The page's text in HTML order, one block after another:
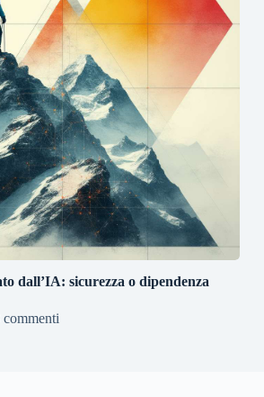
dall’IA: sicurezza o dipendenza
commenti